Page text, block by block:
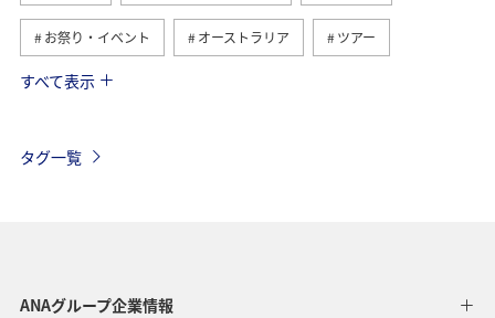
お祭り・イベント オーストラリア ツアー
旅ナカ
すべて表示
タグ一覧
ANAグループ企業情報